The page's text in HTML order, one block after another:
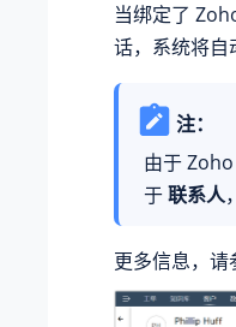
当绑定了
话，系统将
注：
由于
于联系人
更多信息，请